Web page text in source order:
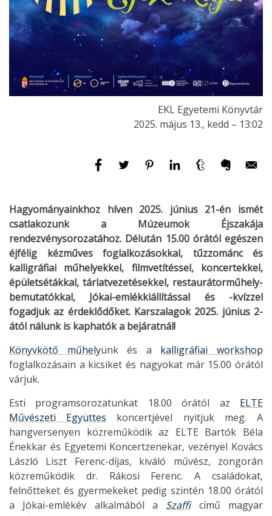
EKL Egyetemi Könyvtár
2025. május 13., kedd – 13:02
Hagyományainkhoz híven 2025. június 21-én ismét
csatlakozunk a Múzeumok Éjszakája
rendezvénysorozatához. Délután 15.00 órától egészen
éjfélig kézműves foglalkozásokkal, tűzzománc és
kalligráfiai műhelyekkel, filmvetítéssel, koncertekkel,
épületsétákkal, tárlatvezetésekkel, restaurátorműhely-
bemutatókkal, Jókai-emlékkiállítással és -kvízzel
fogadjuk az érdeklődőket. Karszalagok 2025. június 2-
ától nálunk is kaphatók a bejáratnál!
Könyvkötő műhelyünk és a kalligráfiai workshop
foglalkozásain a kicsiket és nagyokat már 15.00 órától
várjuk.
Esti programsorozatunkat 18.00 órától az ELTE
Művészeti Együttes koncertjével nyitjuk meg. A
hangversenyen közreműködik az ELTE Bartók Béla
Énekkar és Egyetemi Koncertzenekar, vezényel Kovács
László Liszt Ferenc-díjas, kiváló művész, zongorán
közreműködik dr. Rákosi Ferenc. A családokat,
felnőtteket és gyermekeket pedig szintén 18.00 órától
a Jókai-emlékév alkalmából a
Szafficímű magyar